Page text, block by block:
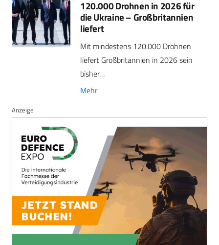
120.000 Drohnen in 2026 für
die Ukraine – Großbritannien
liefert
Mit mindestens 120.000 Drohnen
liefert Großbritannien in 2026 sein
bisher…
Mehr
Anzeige